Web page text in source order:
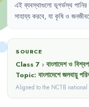
এই ব্যবস্থাগুলো ভূগর্ভস্থ পানির
সাহায্য করবে, যা কৃষি ও
SOURCE
Class 7 › বাংলাদেশ ও
Topic: বাংলাদেশে জলবায়ু
Aligned to the NCTB national